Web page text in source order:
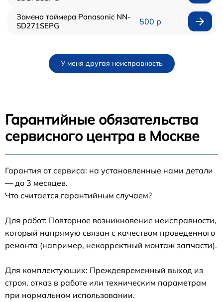
Замена таймера Panasonic NN-
SD271SEPG
500 р
У меня другая неисправность
Гарантийные обязательства
сервисного центра в Москве
Гарантия от сервиса: на установленные нами детали
— до 3 месяцев.
Что считается гарантийным случаем?
Для работ: Повторное возникновение неисправности,
который напрямую связан с качеством проведенного
ремонта (например, некорректный монтаж запчасти).
Для комплектующих: Преждевременный выход из
строя, отказ в работе или техническим параметрам
при нормальном использовании.